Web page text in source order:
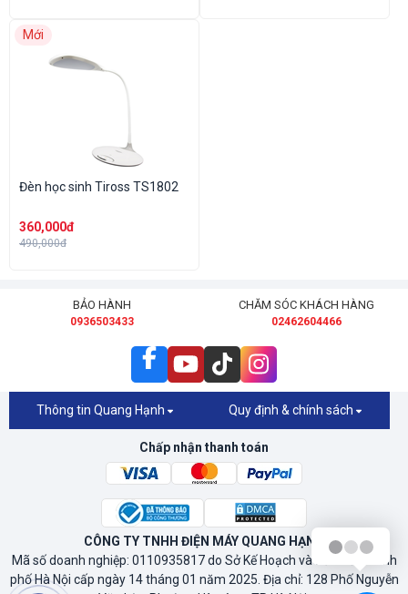
Mới
Đèn học sinh Tiross TS1802
360,000đ
490,000đ
BẢO HÀNH
0936503433
CHĂM SÓC KHÁCH HÀNG
02462604466
Thông tin Quang Hạnh Quy định & chính sách
Chấp nhận thanh toán
CÔNG TY TNHH ĐIỆN MÁY QUANG HẠNH
Mã số doanh nghiệp: 0110935817 do Sở Kế Hoạch và Đầu Tư Thành
phố Hà Nội cấp ngày 14 tháng 01 năm 2025. Địa chỉ: 128 Phố Nguyễn